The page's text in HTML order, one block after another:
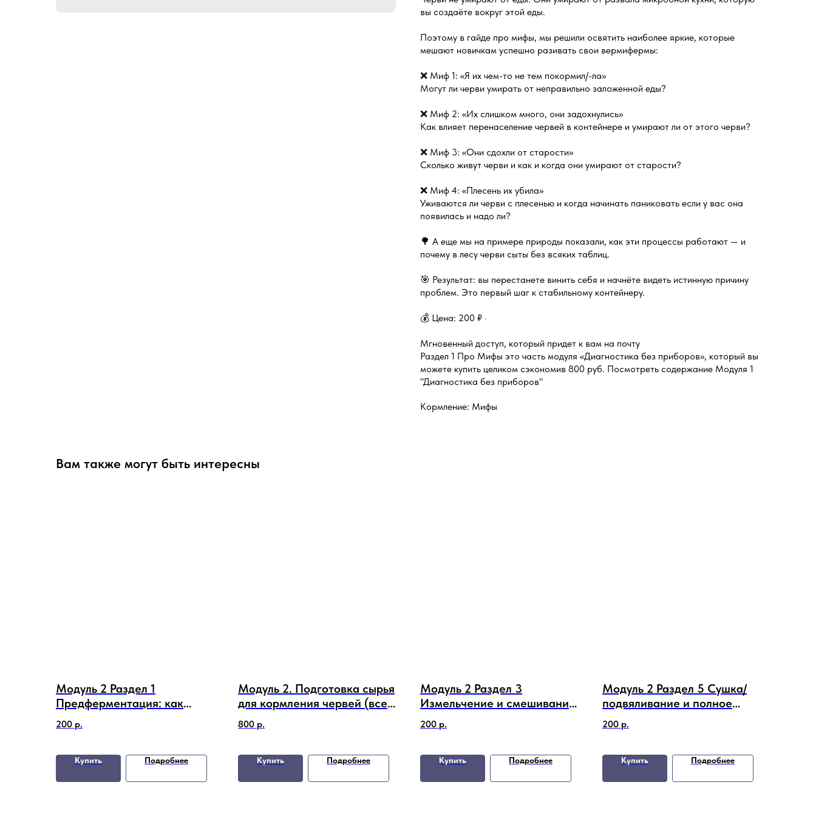
вы создаёте вокруг этой еды.
Поэтому в гайде про мифы, мы решили освятить наиболее яркие, которые
мешают новичкам успешно разивать свои вермифермы:
❌ Миф 1: «Я их чем-то не тем покормил/-ла»
Могут ли черви умирать от неправильно заложенной еды?
❌ Миф 2: «Их слишком много, они задохнулись»
Как влияет перенаселение червей в контейнере и умирают ли от этого черви?
❌ Миф 3: «Они сдохли от старости»
Сколько живут черви и как и когда они умирают от старости?
❌ Миф 4: «Плесень их убила»
Уживаются ли черви с плесенью и когда начинать паниковать если у вас она
появилась и надо ли?
🌳 А еще мы на примере природы показали, как эти процессы работают — и
почему в лесу черви сыты без всяких таблиц.
🎯 Результат: вы перестанете винить себя и начнёте видеть истинную причину
проблем. Это первый шаг к стабильному контейнеру.
💰 Цена: 200 ₽ ·
Мгновенный доступ, который придет к вам на почту
Раздел 1 Про Мифы это часть модуля «Диагностика без приборов», который вы
можете купить целиком сэкономив 800 руб. Посмотреть содержание Модуля 1
"Диагностика без приборов"
Кормление: Мифы
Вам также могут быть интересны
Модуль 2 Раздел 1
Предферментация: как
подготовить корм, чтобы
черви не гибли, а
200 р.
Купить Подробнее
Модуль 2. Подготовка сырья
для кормления червей (все
5 разделов вместе со
скидкой)
800 р.
Купить Подробнее
Модуль 2 Раздел 3
Измельчение и смешивание
с углеродом - способы
подготовки сырья для
200 р.
Купить Подробнее
Модуль 2 Раздел 5 Сушка/
подвяливание и полное
компостирование, как
способы подготовки сырья
200 р.
Купить Подробнее